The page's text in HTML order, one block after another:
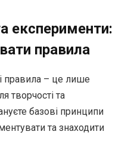
експерименти:
правила
правила – це лише
творчості та
базові принципи
та знаходити